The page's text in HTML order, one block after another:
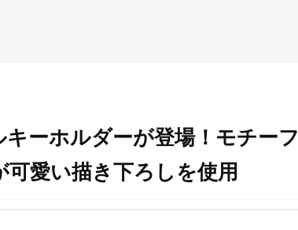
キーホルダーが登場！モチーフ
愛い描き下ろしを使用